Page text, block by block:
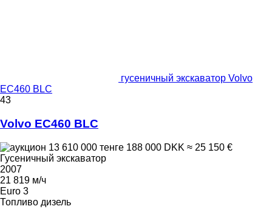
гусеничный экскаватор Volvo
EC460 BLC
43
Volvo EC460 BLC
13 610 000 тенге 188 000 DKK ≈ 25 150 €
Гусеничный экскаватор
2007
21 819 м/ч
Euro 3
Топливо дизель